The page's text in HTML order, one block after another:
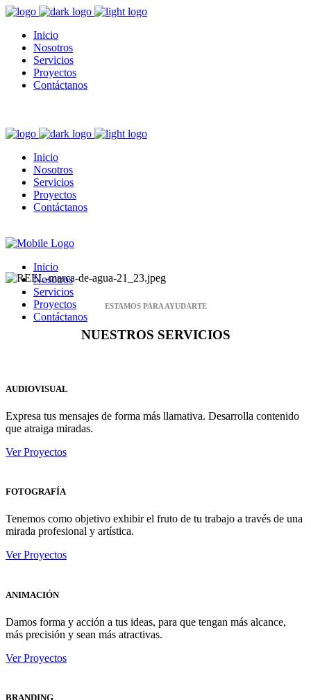
Inicio
Nosotros
Servicios
Proyectos
Contáctanos
Inicio
Nosotros
Servicios
Proyectos
Contáctanos
Inicio
Nosotros
Servicios
Proyectos
Contáctanos
ESTAMOS PARA AYUDARTE
NUESTROS SERVICIOS
AUDIOVISUAL
Expresa tus mensajes de forma más llamativa. Desarrolla contenido
que atraiga miradas.
Ver Proyectos
FOTOGRAFÍA
Tenemos como objetivo exhibir el fruto de tu trabajo a través de una
mirada profesional y artística.
Ver Proyectos
ANIMACIÓN
Damos forma y acción a tus ideas, para que tengan más alcance,
más precisión y sean más atractivas.
Ver Proyectos
BRANDING